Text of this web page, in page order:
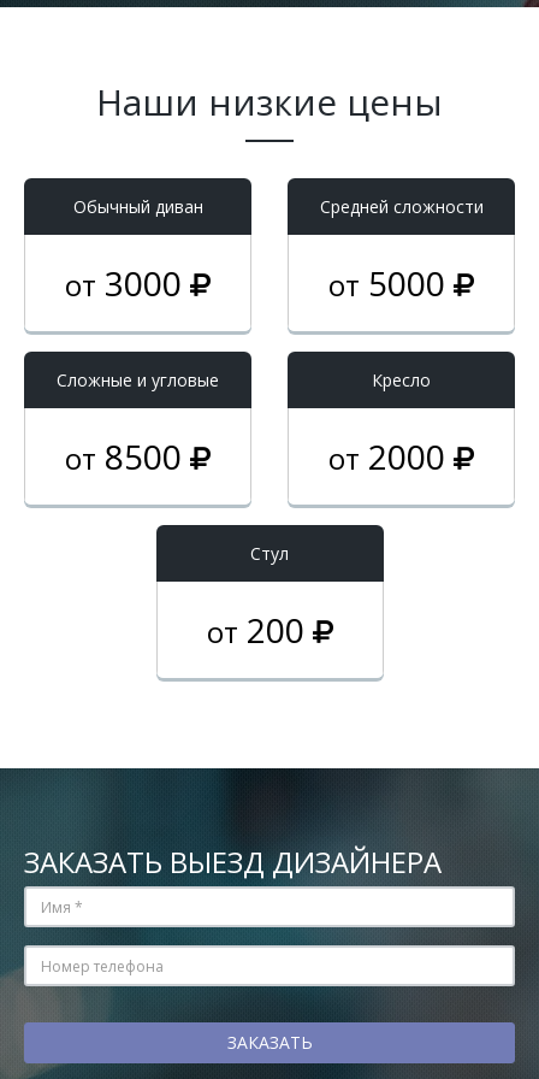
Наши низкие цены
Обычный диван
от 3000
Средней сложности
от 5000
Cложные и угловые
от 8500
Кресло
от 2000
Стул
от 200
ЗАКАЗАТЬ ВЫЕЗД ДИЗАЙНЕРА